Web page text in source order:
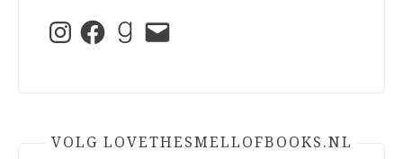
InstagramFacebookGoodreads
E-
mail
VOLG LOVETHESMELLOFBOOKS.NL